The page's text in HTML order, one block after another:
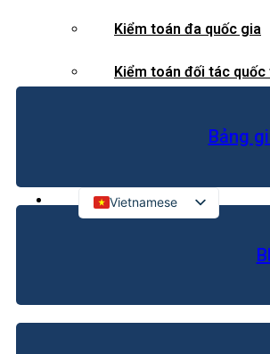
Kiểm toán đa quốc gia
Kiểm toán đối tác quốc
Vietnamese
Chinese
Bảng